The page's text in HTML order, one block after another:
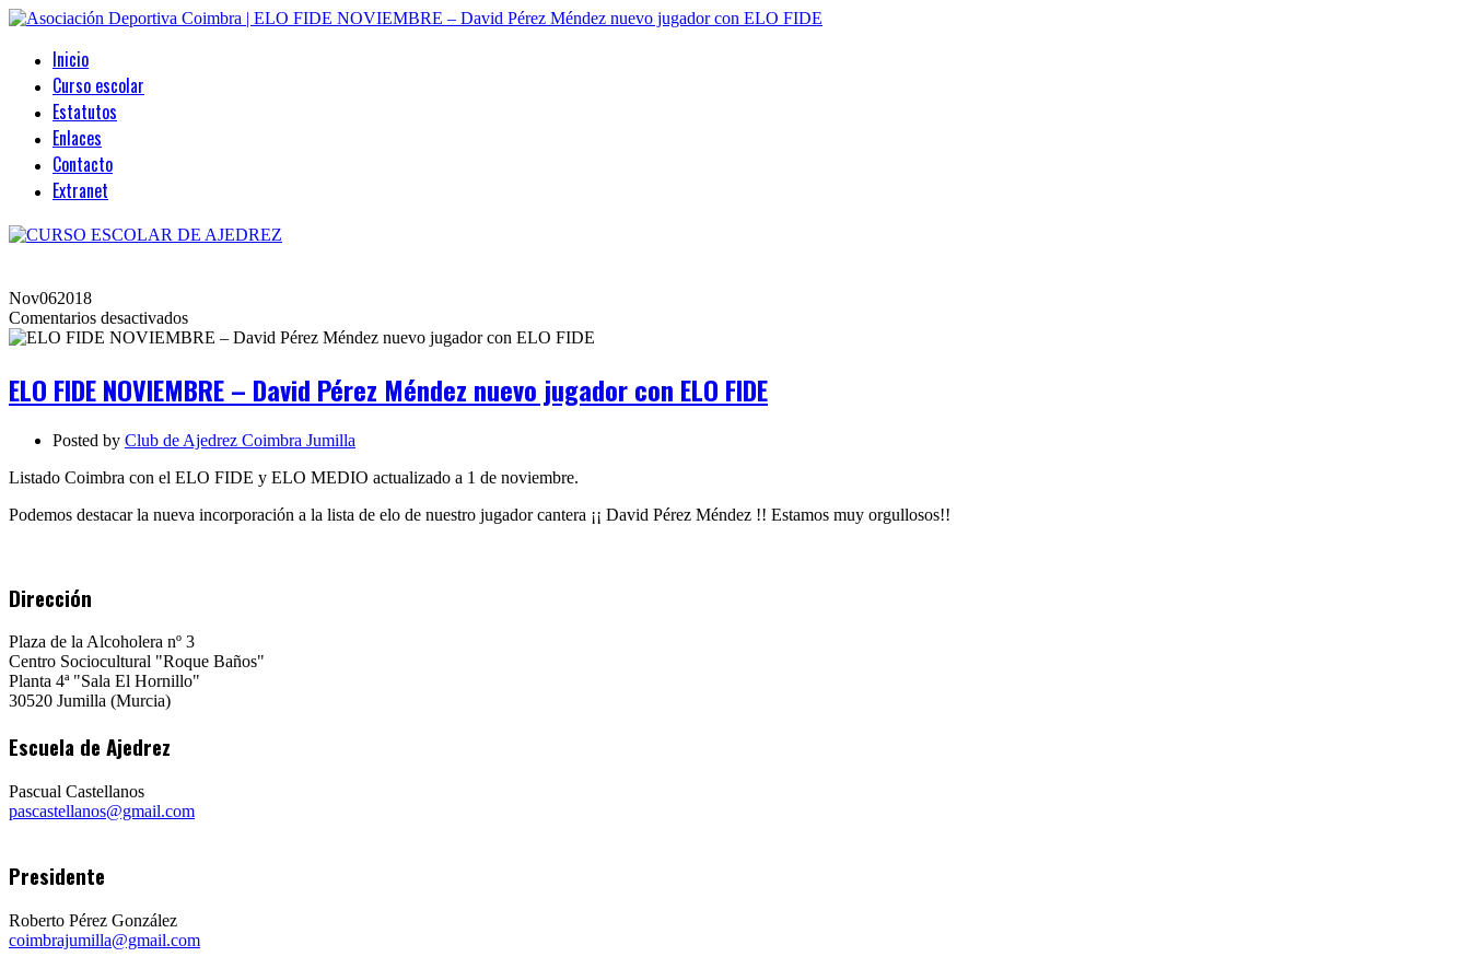
Inicio
Curso escolar
Estatutos
Enlaces
Contacto
Extranet
Nov062018
Comentarios desactivadosen
ELO
–
Pérez
Méndez
nuevo
con
ELO FIDE NOVIEMBRE – David Pérez Méndez nuevo jugador con ELO FIDE
Posted by Club de Ajedrez Coimbra Jumilla
Listado Coimbra con el ELO FIDE y ELO MEDIO actualizado a 1 de noviembre.
Podemos destacar la nueva incorporación a la lista de elo de nuestro jugador cantera ¡¡ David Pérez Méndez !! Estamos muy orgullosos!!
Dirección
Plaza de la Alcoholera nº 3
Centro Sociocultural "Roque Baños"
Planta 4ª "Sala El Hornillo"
30520 Jumilla (Murcia)
Escuela de Ajedrez
Pascual Castellanos
pascastellanos@gmail.com
Presidente
Roberto Pérez González
coimbrajumilla@gmail.com